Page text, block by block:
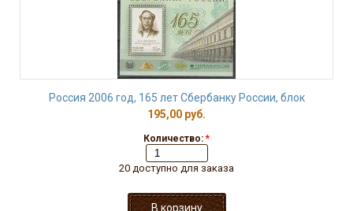
Россия 2006 год, 165 лет Сбербанку России, блок
195,00 руб.
Количество: *
20 доступно для заказа